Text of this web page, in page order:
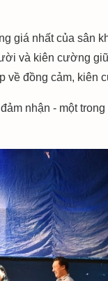
giá nhất của sân
và kiên cường
về đồng cảm, kiên
đảm nhận - một